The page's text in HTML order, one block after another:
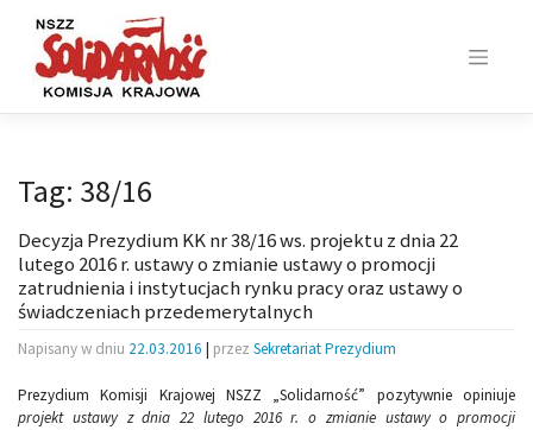
content
Tag: 38/16
Decyzja Prezydium KK nr 38/16 ws. projektu z dnia 22
lutego 2016 r. ustawy o zmianie ustawy o promocji
zatrudnienia i instytucjach rynku pracy oraz ustawy o
świadczeniach przedemerytalnych
Napisany w dniu 22.03.2016 | przez Sekretariat Prezydium
Prezydium Komisji Krajowej NSZZ „Solidarność” pozytywnie opiniuje
projekt ustawy z dnia 22 lutego 2016 r. o zmianie ustawy o promocji